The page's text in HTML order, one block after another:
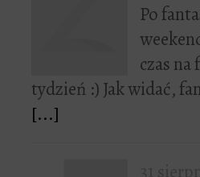
Po
czas
tydzień :) Jak widać,
[...]